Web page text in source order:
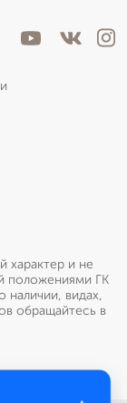
характер и не
положениями ГК
видах,
обращайтесь в